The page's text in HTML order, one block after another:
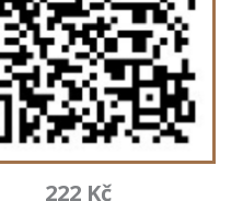
222 Kč